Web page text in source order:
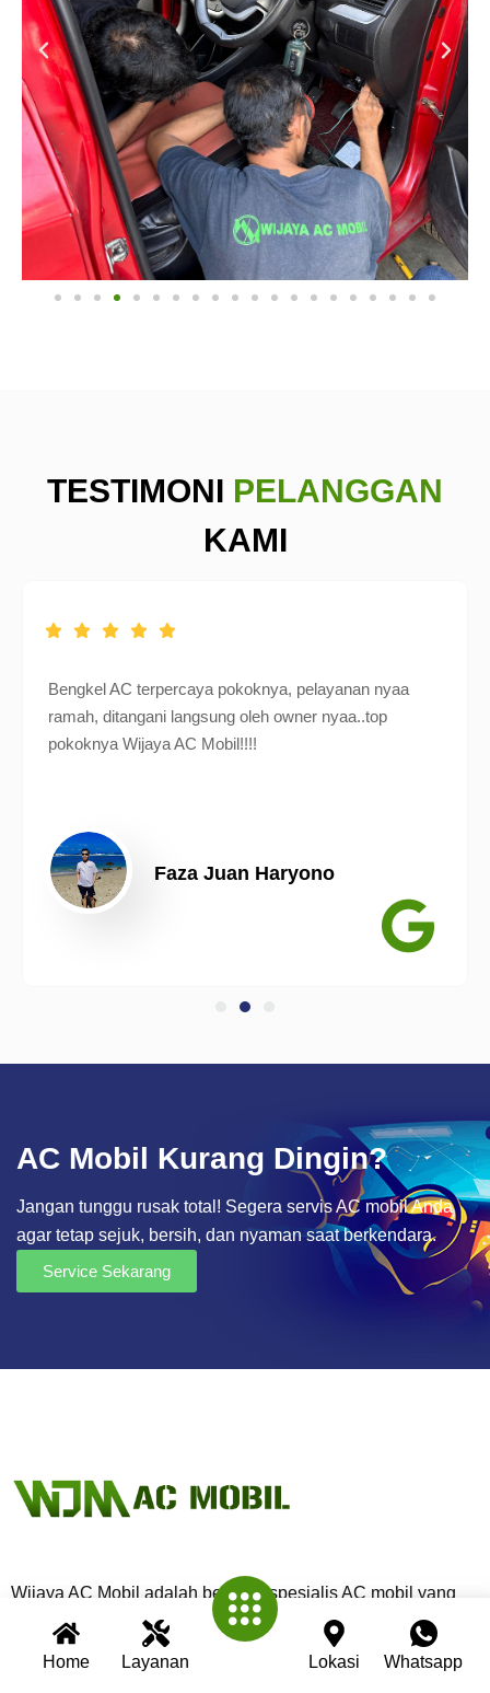
Home Layanan Lokasi Whatsapp
TESTIMONI PELANGGAN
KAMI
Bengkel AC terpercaya pokoknya, pelayanan nyaa
ramah, ditangani langsung oleh owner nyaa..top
pokoknya Wijaya AC Mobil!!!!
Faza Juan Haryono
AC Mobil Kurang Dingin?
Jangan tunggu rusak total! Segera servis AC mobil Anda
agar tetap sejuk, bersih, dan nyaman saat berkendara.
Service Sekarang
Wijaya AC Mobil adalah bengkel spesialis AC mobil yang
telah berpengalaman lebih dari 30 tahun. Kami berkomitmen
memberikan layanan terbaik dengan teknisi profesional,